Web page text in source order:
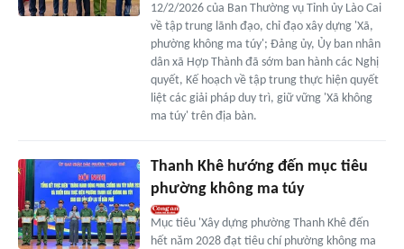
12/2/2026 của Ban Thường vụ Tỉnh ủy Lào Cai
về tập trung lãnh đạo, chỉ đạo xây dựng 'Xã,
phường không ma túy'; Đảng ủy, Ủy ban nhân
dân xã Hợp Thành đã sớm ban hành các Nghị
quyết, Kế hoạch về tập trung thực hiện quyết
liệt các giải pháp duy trì, giữ vững 'Xã không
ma túy' trên địa bàn.
Thanh Khê hướng đến mục tiêu
phường không ma túy
Mục tiêu 'Xây dựng phường Thanh Khê đến
hết năm 2028 đạt tiêu chí phường không ma